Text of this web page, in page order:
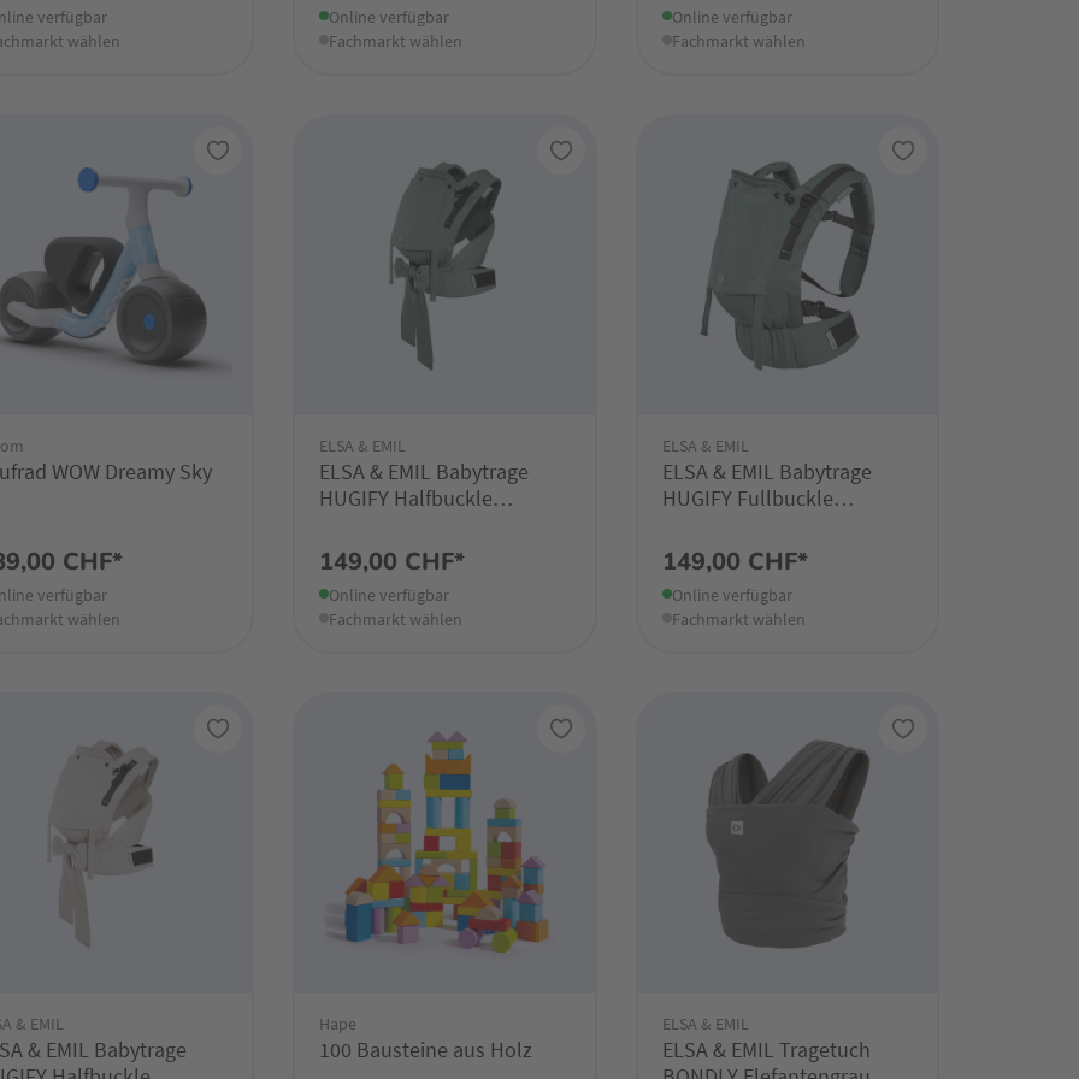
verfügbar
wählen
Online verfügbar
Fachmarkt wählen
Online verfügbar
Fachmarkt wählen
WOW Dreamy Sky
CHF*
verfügbar
wählen
ELSA & EMIL
ELSA & EMIL Babytrage
HUGIFY Halfbuckle
149,00 CHF*
Online verfügbar
Fachmarkt wählen
ELSA & EMIL
ELSA & EMIL Babytrage
HUGIFY Fullbuckle
149,00 CHF*
Online verfügbar
Fachmarkt wählen
& EMIL
& EMIL Babytrage
Hape
100 Bausteine aus Holz
ELSA & EMIL
ELSA & EMIL Tragetuch